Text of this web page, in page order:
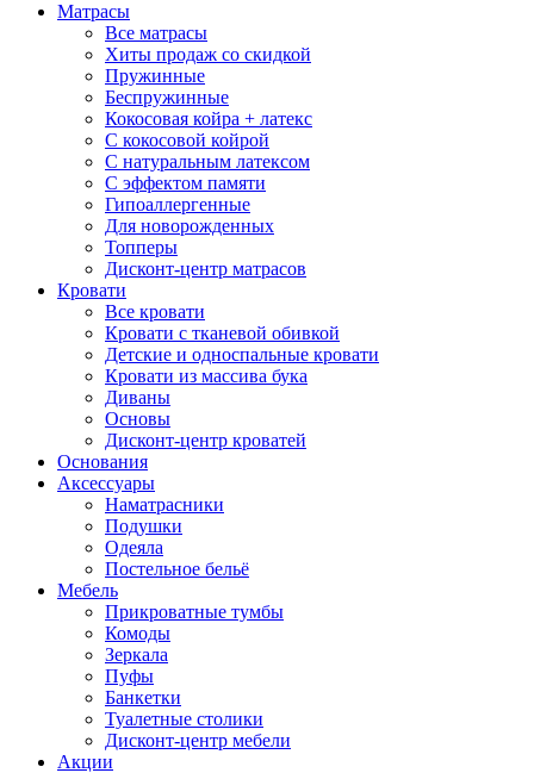
Матрасы
Все матрасы
Хиты продаж со скидкой
Пружинные
Беспружинные
Кокосовая койра + латекс
С кокосовой койрой
С натуральным латексом
С эффектом памяти
Гипоаллергенные
Для новорожденных
Топперы
Дисконт-центр матрасов
Кровати
Все кровати
Кровати с тканевой обивкой
Детские и односпальные кровати
Кровати из массива бука
Диваны
Основы
Дисконт-центр кроватей
Основания
Аксессуары
Наматрасники
Подушки
Одеяла
Постельное бельё
Мебель
Прикроватные тумбы
Комоды
Зеркала
Пуфы
Банкетки
Туалетные столики
Дисконт-центр мебели
Акции